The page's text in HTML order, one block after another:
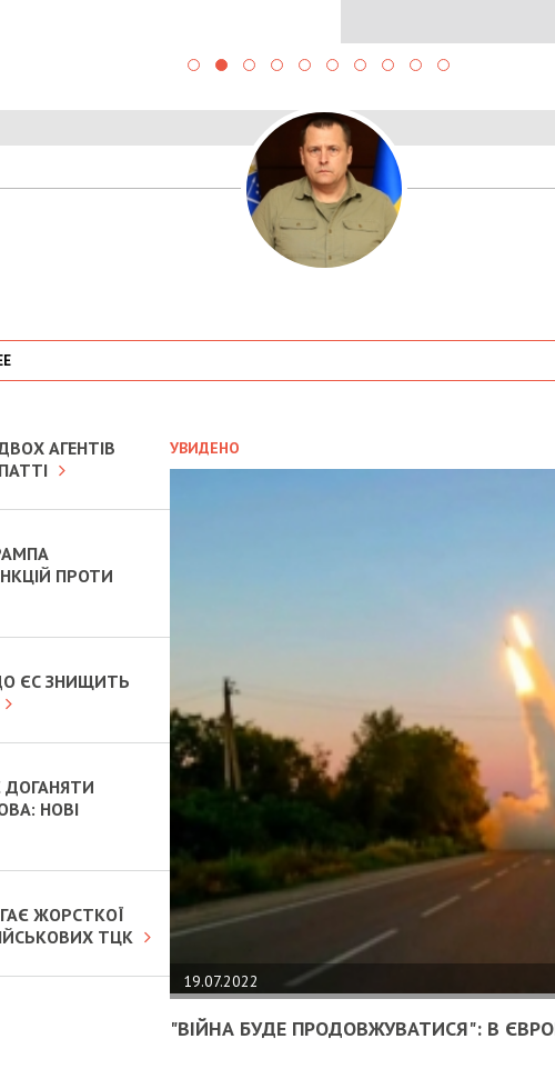
УВИДЕНО
19.07.2022
"ВІЙНА БУДЕ ПРОДОВЖУВАТИСЯ": В
АГЕНТІВ
ПРОТИ
ЄС ЗНИЩИТЬ
НОВІ
ЖОРСТКОЇ
ТЦК